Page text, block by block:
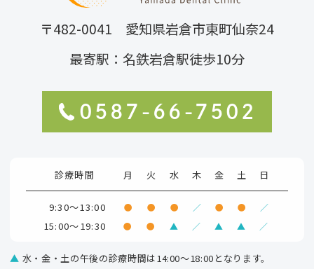
〒482-0041 愛知県岩倉市東町仙奈24
最寄駅：名鉄岩倉駅徒歩10分
0587-66-7502
診療時間 月 火 水 木 金 土 日
9:30～13:00 ● ● ● ／ ● ● ／
15:00～19:30 ● ● ▲ ／ ▲ ▲ ／
▲ 水・金・土の午後の診療時間は14:00～18:00となります。